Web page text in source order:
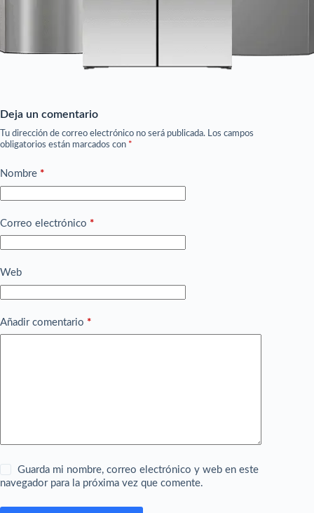
Deja un comentario
Tu dirección de correo electrónico no será publicada. Los campos
obligatorios están marcados con *
Nombre *
Correo electrónico *
Web
Añadir comentario *
Guarda mi nombre, correo electrónico y web en este
navegador para la próxima vez que comente.